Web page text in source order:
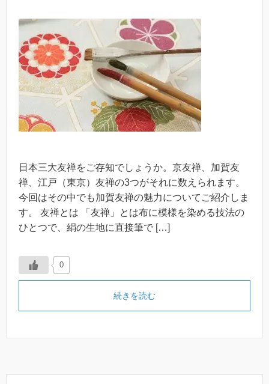
日本三大友禅をご存知でしょうか。京友禅、加賀友
禅、江戸（東京）友禅の3つがそれに数えられます。
今回はその中でも加賀友禅の魅力についてご紹介しま
す。 友禅とは 「友禅」とは布に模様を染める技法の
ひとつで、絹の生地に直接筆で […]
0
続きを読む